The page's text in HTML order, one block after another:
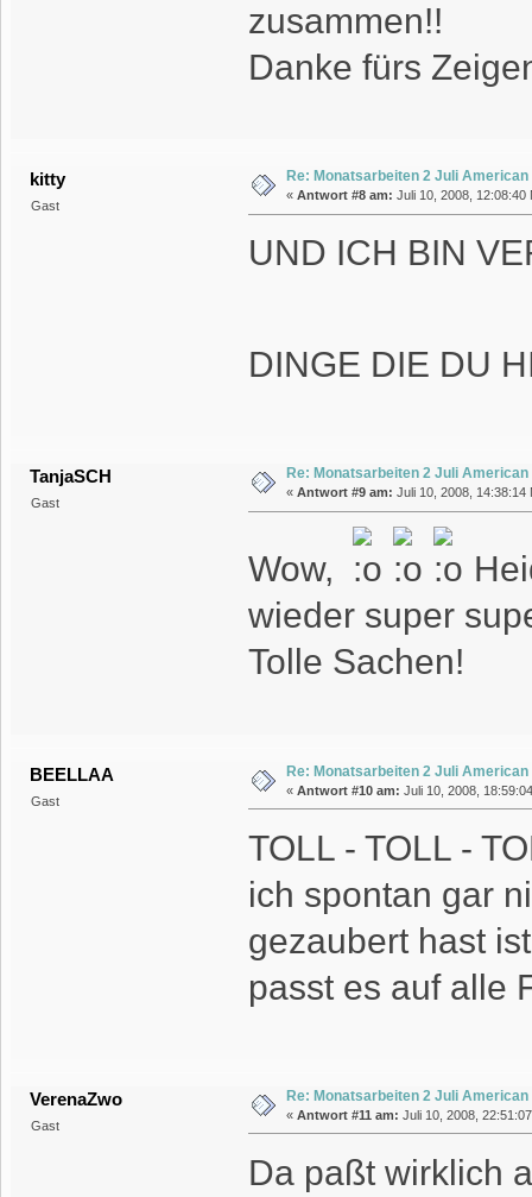
zusammen!!
Danke fürs
kitty
Gast
Re: Monatsarbeiten 2 Juli
« Antwort #8 am: Juli 10, 2008, 12:08:40
UND ICH BIN
DINGE DIE DU
TanjaSCH
Gast
Re: Monatsarbeiten 2 Juli
« Antwort #9 am: Juli 10, 2008, 14:38:14
Wow,
wieder super
Tolle Sachen!
BEELLAA
Gast
Re: Monatsarbeiten 2 Juli
« Antwort #10 am: Juli 10, 2008,
TOLL - TOLL -
ich spontan gar
gezaubert hast
passt es auf alle
VerenaZwo
Gast
Re: Monatsarbeiten 2 Juli
« Antwort #11 am: Juli 10, 2008,
Da paßt wirklich